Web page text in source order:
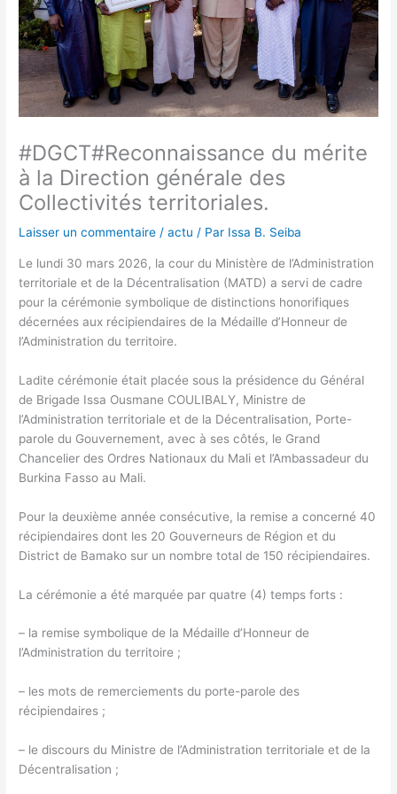
#DGCT#Reconnaissance du mérite
à la Direction générale des
Collectivités territoriales.
Laisser un commentaire /actu / Par Issa B. Seiba
Le lundi 30 mars 2026, la cour du Ministère de l’Administration
territoriale et de la Décentralisation (MATD) a servi de cadre
pour la cérémonie symbolique de distinctions honorifiques
décernées aux récipiendaires de la Médaille d’Honneur de
l’Administration du territoire.
Ladite cérémonie était placée sous la présidence du Général
de Brigade Issa Ousmane COULIBALY, Ministre de
l’Administration territoriale et de la Décentralisation, Porte-
parole du Gouvernement, avec à ses côtés, le Grand
Chancelier des Ordres Nationaux du Mali et l’Ambassadeur du
Burkina Fasso au Mali.
Pour la deuxième année consécutive, la remise a concerné 40
récipiendaires dont les 20 Gouverneurs de Région et du
District de Bamako sur un nombre total de 150 récipiendaires.
La cérémonie a été marquée par quatre (4) temps forts :
– la remise symbolique de la Médaille d’Honneur de
l’Administration du territoire ;
– les mots de remerciements du porte-parole des
récipiendaires ;
– le discours du Ministre de l’Administration territoriale et de la
Décentralisation ;